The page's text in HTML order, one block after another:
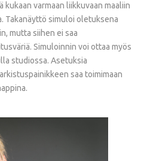
varmaan liikkuvaan maaliin
Takanäyttö simuloi oletuksena
mutta siihen ei saa
Simuloinnin voi ottaa myös
studiossa. Asetuksia
saa toimimaan